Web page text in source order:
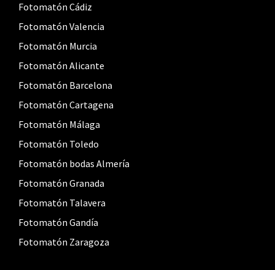
Fotomatón Cádiz
Fotomatón Valencia
Fotomatón Murcia
Fotomatón Alicante
Fotomatón Barcelona
Fotomatón Cartagena
Fotomatón Málaga
Fotomatón Toledo
Fotomatón bodas Almería
Fotomatón Granada
Fotomatón Talavera
Fotomatón Gandía
Fotomatón Zaragoza